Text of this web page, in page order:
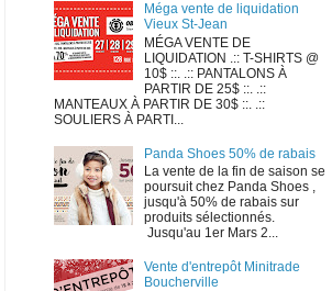
Méga vente de liquidation
Vieux St-Jean
MÉGA VENTE DE
LIQUIDATION .:: T-SHIRTS @
10$ ::. .:: PANTALONS À
PARTIR DE 25$ ::. .::
MANTEAUX À PARTIR DE 30$ ::. .::
SOULIERS À PARTI...
Panda Shoes 50% de rabais
La vente de la fin de saison se
poursuit chez Panda Shoes ,
jusqu'à 50% de rabais sur
produits sélectionnés.
Jusqu'au 1er Mars 2...
Vente d'entrepôt Minitrade
Boucherville